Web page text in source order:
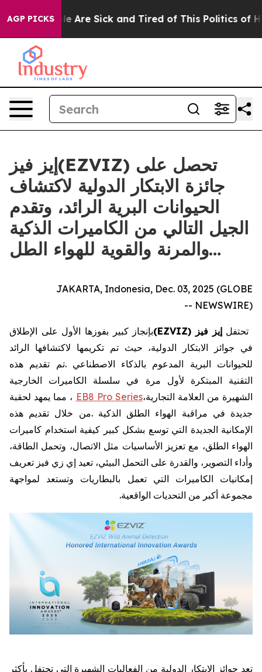
AGP PICKS
“People Are Sick and Tired of This Politics of
إيز فيز(EZVIZ) تحصل على
جائزة الابتكار الدولية لاكتشاف
الحيوانات البرية الرائد، وتقدم
الجيل التالي من الكاميرات الذكية
والمرنة والقوية للهواء الطل…
JAKARTA, Indonesia, Dec. 03, 2025 (GLOBE
NEWSWIRE) --
تحتفل إيز فيز (EZVIZ) بإنجاز كبير بفوزها الأول على الإطلاق
في جوائز الابتكار الدولية، حيث تم تكريمها لاكتشافها الرائد
للحيوانات البرية المدعوم بالذكاء الاصطناعي .تم تقديم هذه
التقنية
المبتكرة لأول مرة في سلسلة الكاميرات
الخارجية
الشهيرة من العلامة التجارية،EB8 Pro Series ، مما يمهد لحقبة
جديدة في مراقبة الهواء الطلق الذكية .من خلال تقديم هذه
الإمكانية الجديدة التي توسع بشكل كبير كيفية استخدام كاميرات
الهواء الطلق، مع تعزيز الأساسيات مثل الاتصال، وتحمل الطاقة،
وأداء التصوير، والقدرة على التحمل البيئي، تعيد إي زي فيز تعريف
إمكانيات
الكاميرات التي تعمل بالبطاريات وتستعد
لمواجهة
مجموعة أكبر من التحديات الواقعية.
تعد جوائز الابتكار الدولية من الفعاليات الشهيرة التي تحتفل بأكثر